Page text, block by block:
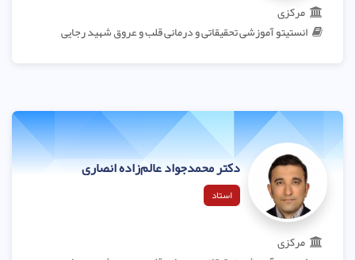
مرکزی
انستیتو آموزشی تحقیقاتی و درمانی قلب و عروق شهید رجایی
دکتر محمدجواد عالم‌زاده انصاری
استاد
مرکزی